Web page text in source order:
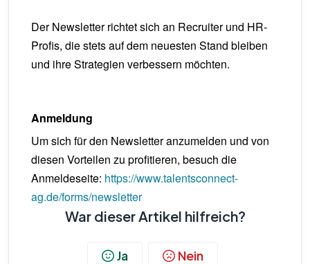
Der Newsletter richtet sich an Recruiter und HR-
Profis, die stets auf dem neuesten Stand bleiben
und ihre Strategien verbessern möchten.
Anmeldung
Um sich für den Newsletter anzumelden und von
diesen Vorteilen zu profitieren, besuch die
Anmeldeseite: https://www.talentsconnect-
ag.de/forms/newsletter
War dieser Artikel hilfreich?
Nein
Ja